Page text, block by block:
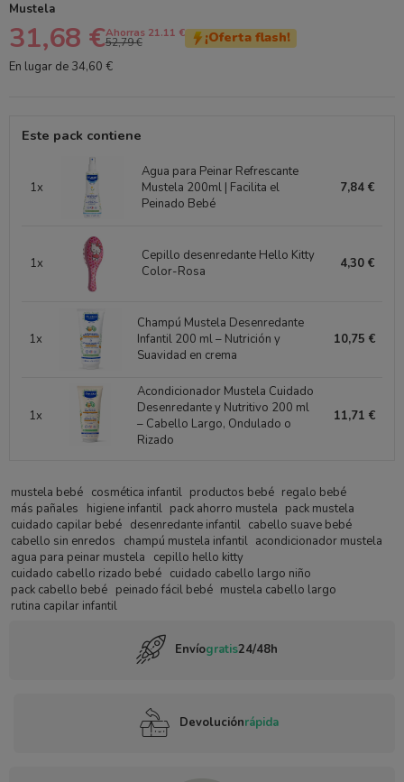
Mustela
31,68 €Ahorras 21.11 €
52,79 € ¡Oferta flash!
En lugar de 34,60 €
Este pack contiene
1x
Agua para Peinar Refrescante
Mustela 200ml | Facilita el
Peinado Bebé
7,84 €
1x
Cepillo desenredante Hello Kitty
Color-Rosa
4,30 €
1x
Champú Mustela Desenredante
Infantil 200 ml – Nutrición y
Suavidad en crema
10,75 €
1x
Acondicionador Mustela Cuidado
Desenredante y Nutritivo 200 ml
– Cabello Largo, Ondulado o
Rizado
11,71 €
mustela bebé cosmética infantil productos bebé regalo bebé
más pañales
higiene infantil pack ahorro mustela pack mustela
cuidado capilar bebé desenredante infantil cabello suave bebé
cabello sin enredos
champú mustela infantil acondicionador mustela
agua para peinar mustela
cepillo hello kitty
cuidado cabello rizado bebé cuidado cabello largo niño
pack cabello bebé peinado fácil bebé mustela cabello largo
rutina capilar infantil
Envíogratis24/48h
Devoluciónrápida